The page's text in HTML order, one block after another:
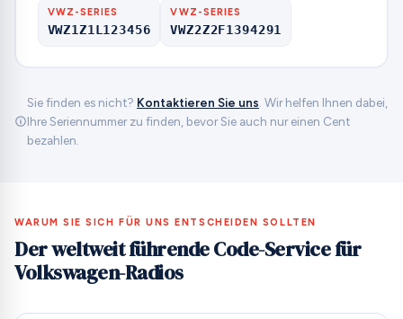
VWZ-SERIES
VWZ1Z1L123456
VWZ-SERIES
VWZ2Z2F1394291
Sie finden es nicht? Kontaktieren Sie uns . Wir helfen Ihnen dabei,
Ihre Seriennummer zu finden, bevor Sie auch nur einen Cent
bezahlen.
WARUM SIE SICH FÜR UNS ENTSCHEIDEN SOLLTEN
Der weltweit führende Code-Service für
Volkswagen-Radios